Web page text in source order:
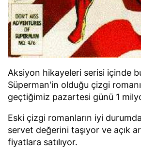
Aksiyon hikayeleri serisi içinde
Süperman'in olduğu çizgi
geçtiğimiz pazartesi günü 1
Eski çizgi romanların iyi
servet değerini taşıyor ve açık
fiyatlara satılıyor.